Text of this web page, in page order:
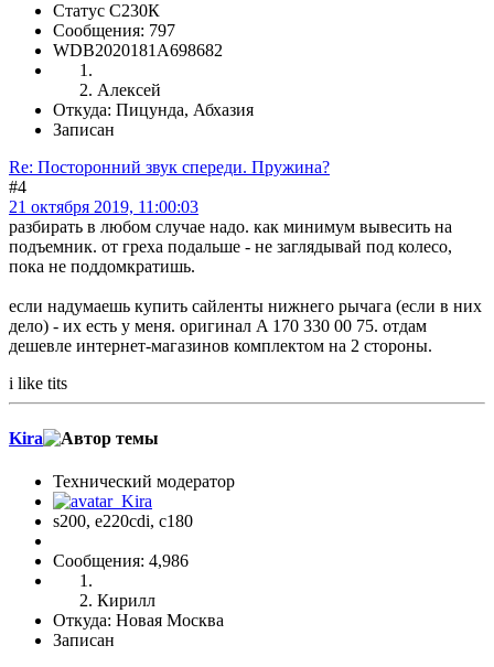
Статус С230К
Сообщения: 797
WDB2020181A698682
Алексей
Откуда: Пицунда, Абхазия
Записан
Re: Посторонний звук спереди. Пружина?
#4
21 октября 2019, 11:00:03
разбирать в любом случае надо. как минимум вывесить на
подъемник. от греха подальше - не заглядывай под колесо,
пока не поддомкратишь.
если надумаешь купить сайленты нижнего рычага (если в них
дело) - их есть у меня. оригинал A 170 330 00 75. отдам
дешевле интернет-магазинов комплектом на 2 стороны.
i like tits
Kira
Технический модератор
s200, е220cdi, с180
Сообщения: 4,986
Кирилл
Откуда: Новая Москва
Записан